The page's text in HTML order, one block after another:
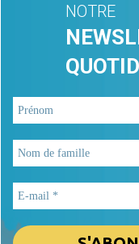
NOTRE